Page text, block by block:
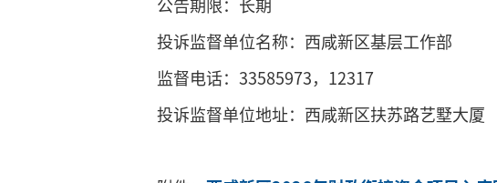
投诉监督单位名称：西咸新区基层工作部
监督电话：33585973，12317
投诉监督单位地址：西咸新区扶苏路艺墅大厦